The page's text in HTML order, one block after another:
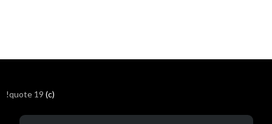
!quote 19 (c)